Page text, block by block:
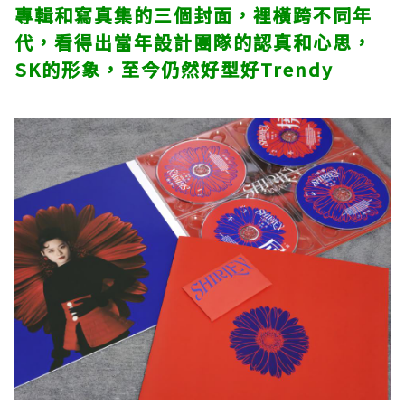
專輯和寫真集的三個封面，裡橫跨不同年
代，看得出當年設計團隊的認真和心思，
SK的形象，至今仍然好型好Trendy